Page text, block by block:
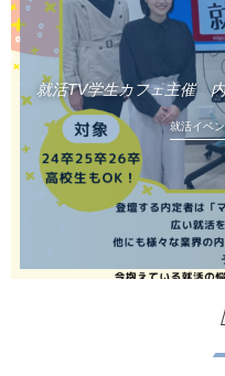
就活TV学生カフェ主催
就活イベ